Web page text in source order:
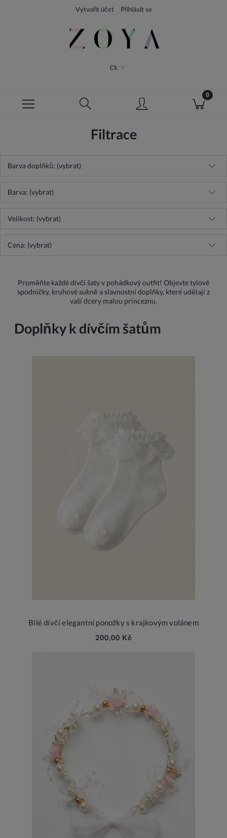
Vytvořit účet Přihlásit se
CS
Filtrace
Barva doplňků: (vybrat)
Barva: (vybrat)
Velikost: (vybrat)
Cena: (vybrat)
Proměňte každé dívčí šaty v pohádkový outfit! Objevte tylové
spodničky, kruhové sukně a slavnostní doplňky, které udělají z
vaší dcery malou princeznu.
Doplňky k dívčím šatům
Bílé dívčí elegantní ponožky s krajkovým volánem
200,00 Kč